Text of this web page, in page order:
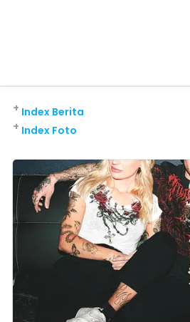
Index Berita
+
Index Foto
+